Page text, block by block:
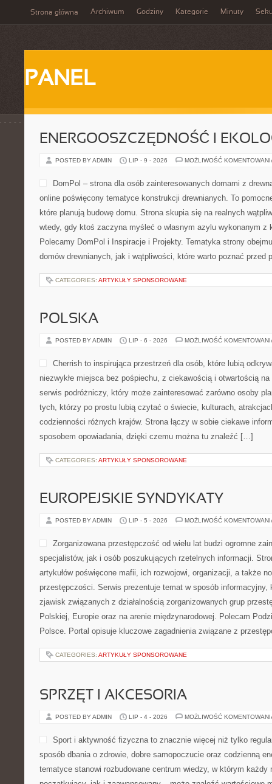
Strona główna Archiwum Godziny Kategorie Minuty
PANEL
ENERGOOSZCZĘDNOŚĆ I
POSTED BY ADMIN LIP - 9 - 2026 MOŻLIWOŚĆ
DomPol – strona dla osób zainteresowanych domami z
online poświęcony tematyce konstrukcji drewnianych. To
które planują budowę domu. Strona skupia się na realnych
wtedy, gdy ktoś zaczyna myśleć o własnym azylu wykonanym z
Polecamy DomPol i Inspiracje i Projekty. Tematyka strony
domów drewnianych, jak i wątpliwości, które warto poznać przed
CATEGORIES: ARTYKUŁY SPONSOROWANE
POLSKA
POSTED BY ADMIN LIP - 6 - 2026 MOŻLIWOŚĆ
Cherrish to inspirująca przestrzeń dla osób, które lubią
niezwykłe miejsca bez pośpiechu, z ciekawością i otwartością
serwis podróżniczy, który może zainteresować zarówno osoby
tych, którzy po prostu lubią czytać o świecie, kulturach,
codzienności różnych krajów. Strona łączy w sobie ciekawe
sposobem opowiadania, dzięki czemu można tu znaleźć […]
CATEGORIES: ARTYKUŁY SPONSOROWANE
EUROPEJSKIE SYNDYKATY
POSTED BY ADMIN LIP - 5 - 2026 MOŻLIWOŚĆ
Zorganizowana przestępczość od wielu lat budzi ogromne
specjalistów, jak i osób poszukujących rzetelnych informacji.
artykułów poświęcone mafii, ich rozwojowi, organizacji, a także
przestępczości. Serwis prezentuje temat w sposób informacyjny,
zjawisk związanych z działalnością zorganizowanych grup
Polskiej, Europie oraz na arenie międzynarodowej. Polecam
Polsce. Portal opisuje kluczowe zagadnienia związane z
CATEGORIES: ARTYKUŁY SPONSOROWANE
SPRZĘT I AKCESORIA
POSTED BY ADMIN LIP - 4 - 2026 MOŻLIWOŚĆ
Sport i aktywność fizyczna to znacznie więcej niż tylko
sposób dbania o zdrowie, dobre samopoczucie oraz codzienną
tematyce stanowi rozbudowane centrum wiedzy, w którym każdy